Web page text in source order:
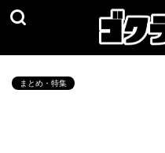
まとめ・特集